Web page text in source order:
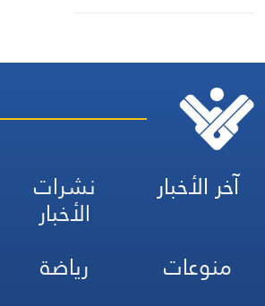
آخر الأخبار نشرات
الأخبار
منوعات
رياضة